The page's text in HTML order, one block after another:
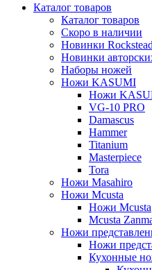
Каталог товаров
Каталог товаров
Скоро в наличии
Новинки
Новинки
Наборы ножей
Ножи KASUMI
Ножи
VG-10 PRO
Damascus
Hammer
Titanium
Masterpiece
Tora
Ножи Masahiro
Ножи Mcusta
Ножи Mcusta
Mcusta
Ножи
Ножи
Кухонные